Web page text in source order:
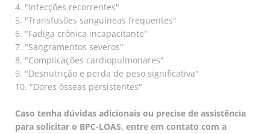
4. "Infecções recorrentes"
5. "Transfusões sanguíneas frequentes"
6. "Fadiga crônica incapacitante"
7. "Sangramentos severos"
8. "Complicações cardiopulmonares"
9. "Desnutrição e perda de peso significativa"
10. "Dores ósseas persistentes"
Caso tenha dúvidas adicionais ou precise de assistência
para solicitar o BPC-LOAS, entre em contato com a